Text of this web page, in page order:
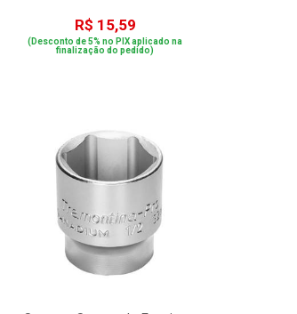
R$ 15,59
(Desconto de 5% no PIX aplicado na
finalização do pedido)